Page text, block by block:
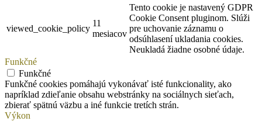
viewed_cookie_policy
11
mesiacov
Tento cookie je nastavený GDPR
Cookie Consent pluginom. Slúži
pre uchovanie záznamu o
odsúhlasení ukladania cookies.
Neukladá žiadne osobné údaje.
Funkčné
Funkčné
Funkčné cookies pomáhajú vykonávať isté funkcionality, ako
napríklad zdieľanie obsahu webstránky na sociálnych sieťach,
zbierať spätnú väzbu a iné funkcie tretích strán.
Výkon